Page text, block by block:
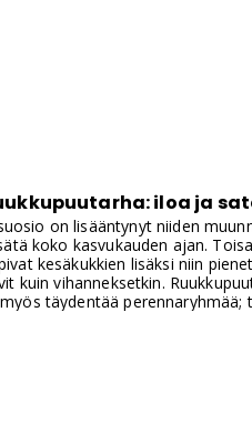
iloa ja
on lisääntynyt niiden
koko kasvukauden ajan.
kesäkukkien lisäksi niin
kuin vihanneksetkin.
täydentää